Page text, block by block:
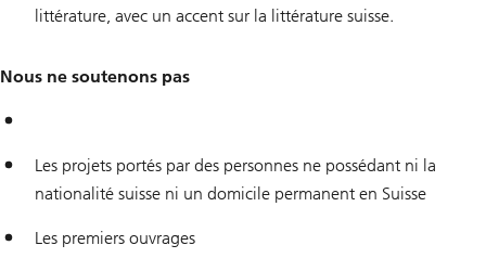
littérature, avec un accent sur la littérature suisse.
Nous ne soutenons pas
Les projets portés par des personnes ne possédant ni la
nationalité suisse ni un domicile permanent en Suisse
Les premiers ouvrages